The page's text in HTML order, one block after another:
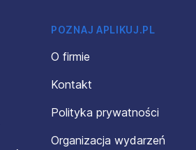
POZNAJ APLIKUJ.PL
O firmie
Kontakt
Polityka prywatności
Organizacja wydarzeń